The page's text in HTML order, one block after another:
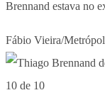
Brennand estava no
Fábio Vieira/
10 de 10